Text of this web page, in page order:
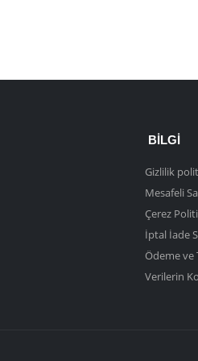
BILGI
Gizlilik
Mesafeli
Çerez
İptal İade
Ödeme ve
Verilerin